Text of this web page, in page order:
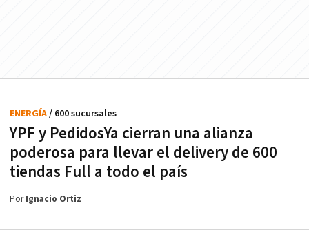
YPF y PedidosYa cierran una alianza
poderosa para llevar el delivery de 600
tiendas Full a todo el país
ENERGÍA/ 600 sucursales
PorIgnacio Ortiz